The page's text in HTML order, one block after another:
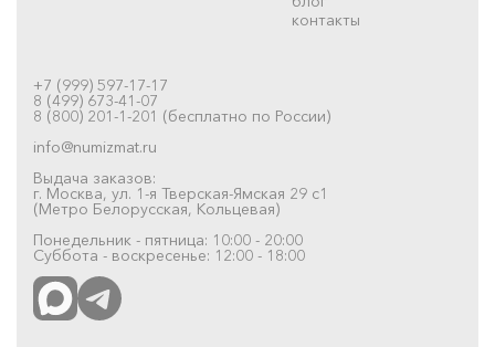
контакты
+7 (999) 597-17-17
8 (499) 673-41-07
8 (800) 201-1-201 (бесплатно по России)
info@numizmat.ru
Выдача заказов:
г. Москва, ул. 1-я Тверская-Ямская 29 с1
(Метро Белорусская, Кольцевая)
Понедельник - пятница: 10:00 - 20:00
Суббота - воскресенье: 12:00 - 18:00